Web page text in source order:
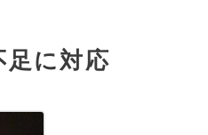
足に対応